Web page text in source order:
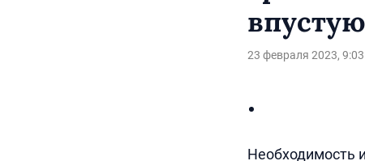
23 февраля 2023, 9:03
Необходимость